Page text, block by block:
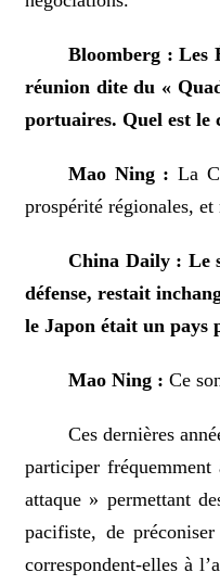
Bloomberg : Les
réunion dite du «
portuaires. Quel est le
Mao Ning : La
prospérité régionales,
China Daily : Le
défense, restait
le Japon était un pays
Mao Ning : Ce
Ces dernières
participer
attaque » permettant
pacifiste, de
correspondent-elles à